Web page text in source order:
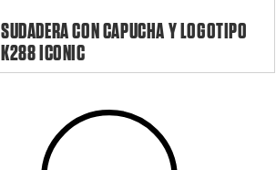
SUDADERA CON CAPUCHA Y LOGOTIPO
K288 ICONIC